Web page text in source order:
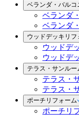
ベランダ・バルコ
ベランダ
ベランダ
ウッドデッキリフ
ウッドデ
ウッドデ
テラス・サンルー
テラス・
テラス・
ポーチリフォーム
ポーチリ